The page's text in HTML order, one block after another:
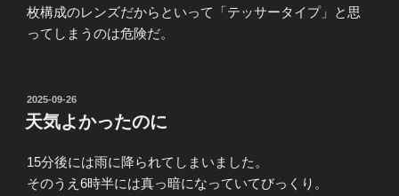
枚構成のレンズだからといって「テッサータイプ」と思
ってしまうのは危険だ。
投
稿
日:
2025-09-26
天気よかったのに
15分後には雨に降られてしまいました。
そのうえ6時半には真っ暗になっていてびっくり。